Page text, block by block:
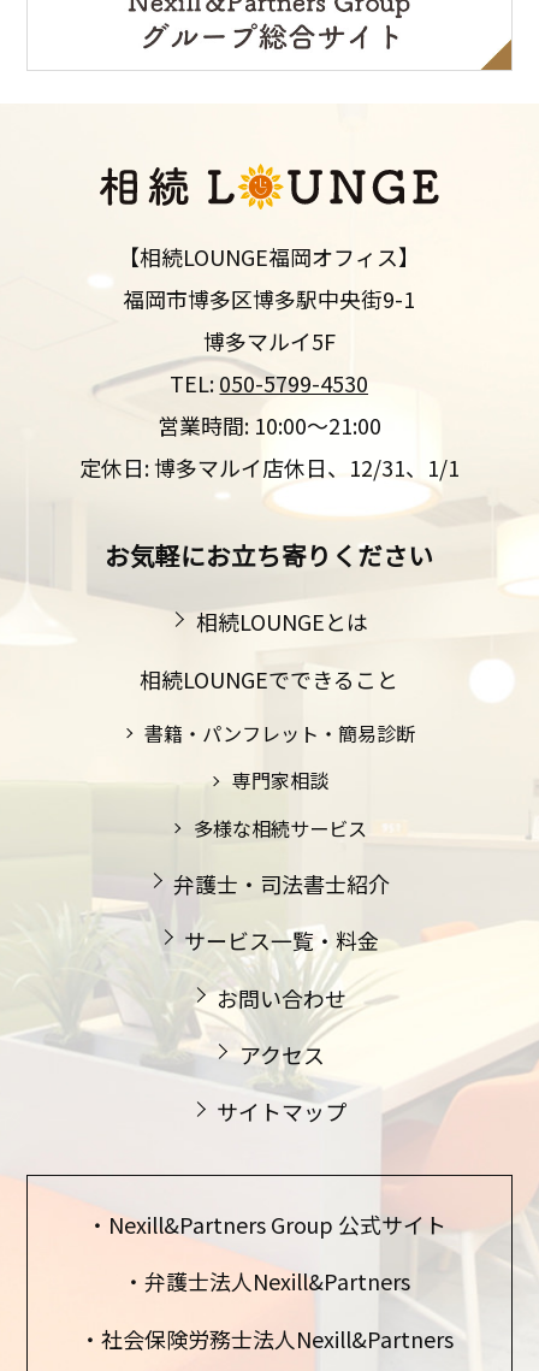
【相続LOUNGE福岡オフィス】
福岡市博多区博多駅中央街9-1
博多マルイ5F
TEL:050-5799-4530
営業時間: 10:00～21:00
定休日: 博多マルイ店休日、12/31、1/1
お気軽にお立ち寄りください
相続LOUNGEとは
相続LOUNGEでできること
書籍・パンフレット・簡易診断
専門家相談
多様な相続サービス
弁護士・司法書士紹介
サービス一覧・料金
お問い合わせ
アクセス
サイトマップ
Nexill&Partners Group 公式サイト
弁護士法人Nexill&Partners
社会保険労務士法人Nexill&Partners